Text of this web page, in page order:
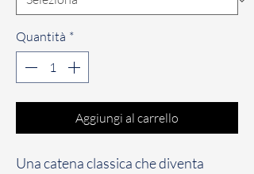
Quantità *
Aggiungi al carrello
Una catena classica che diventa